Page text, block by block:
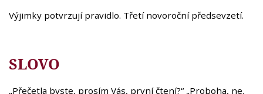
Výjimky potvrzují pravidlo. Třetí novoroční předsevzetí.
SLOVO
„Přečetla byste, prosím Vás, první čtení?“ „Proboha, ne.